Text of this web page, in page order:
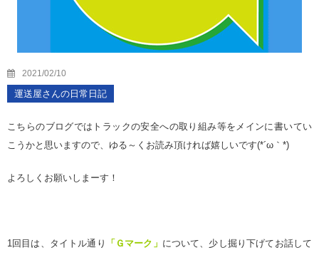
2021/02/10
運送屋さんの日常日記
こちらのブログではトラックの安全への取り組み等をメインに書いてい
こうかと思いますので、ゆる～くお読み頂ければ嬉しいです(*´ω｀*)
よろしくお願いしまーす！
1回目は、タイトル通り 「Ｇマーク」 について、少し掘り下げてお話して